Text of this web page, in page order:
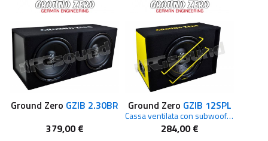
Ground Zero GZIB 2.30BR
379,00 €
Ground Zero GZIB 12SPL
Cassa ventilata con subwoofer 30cm SPL
284,00 €